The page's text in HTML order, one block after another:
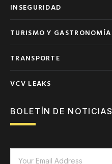
INSEGURIDAD
TURISMO Y GASTRONOMÍA
TRANSPORTE
VCV LEAKS
BOLETÍN DE NOTICIAS